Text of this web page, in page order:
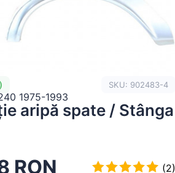
SKU: 902483-4
1975-1993
aripă spate / Stânga
RON
(2)